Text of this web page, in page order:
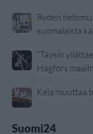
Ryden
suomalaista
”Täysin
Hagfors
Kela muuttaa
Suomi24